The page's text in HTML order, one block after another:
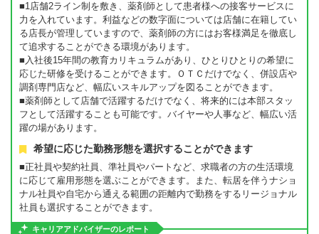
■1店舗2ライン制を敷き、薬剤師として患者様への接客サービスに
力を入れています。利益などの数字面については店舗に在籍してい
る店長が管理していますので、薬剤師の方にはお客様満足を徹底し
て追求することができる環境があります。
■入社後15年間の教育カリキュラムがあり、ひとりひとりの希望に
応じた研修を受けることができます。ＯＴＣだけでなく、併設店や
調剤専門店など、幅広いスキルアップを図ることができます。
■薬剤師として店舗で活躍するだけでなく、将来的には本部スタッ
フとして活躍することも可能です。バイヤーや人事など、幅広い活
躍の場があります。
希望に応じた勤務形態を選択することができます
■正社員や契約社員、準社員やパートなど、求職者の方の生活環境
に応じて雇用形態を選ぶことができます。また、転居を伴うナショ
ナル社員や自宅から通える範囲の距離内で勤務をするリージョナル
社員も選択することができます。
キャリアアドバイザーのレポート